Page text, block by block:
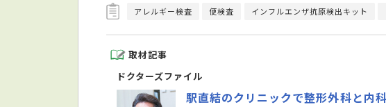
アレルギー検査 便検査 インフルエンザ抗原検出キット
取材記事
ドクターズファイル
駅直結のクリニックで整形外科と内